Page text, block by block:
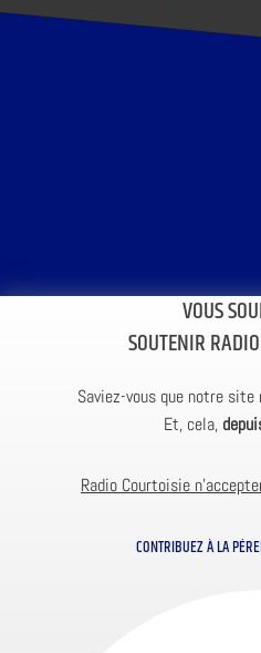
VOUS
SOUTENIR
Saviez-vous que notre site
Et, cela,
Radio Courtoisie
CONTRIBUEZ À LA